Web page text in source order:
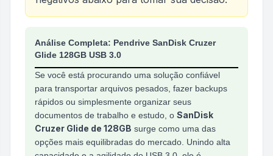
Análise do produtoPendrive Sandisk Z600
Análise Completa: Pendrive SanDisk Cruzer
Glide 128GB USB 3.0
Se você está procurando uma solução confiável
para transportar arquivos pesados, fazer backups
rápidos ou simplesmente organizar seus
documentos de trabalho e estudo, o SanDisk
Cruzer Glide de 128GB surge como uma das
opções mais equilibradas do mercado. Unindo alta